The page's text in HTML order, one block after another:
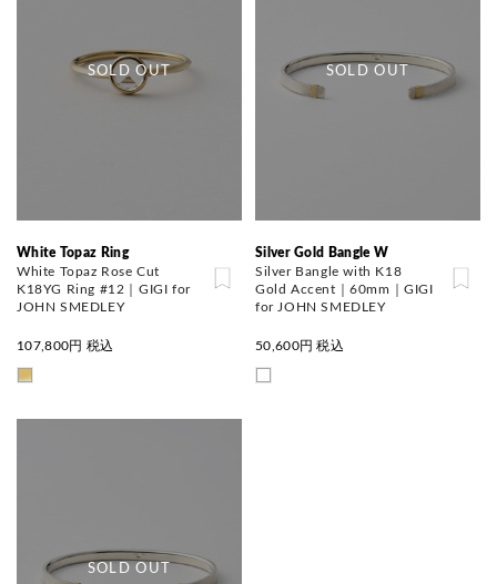
SOLD OUT
White Topaz Ring
White Topaz Rose Cut
K18YG Ring #12｜GIGI for
JOHN SMEDLEY
107,800円 税込
SOLD OUT
Silver Gold Bangle W
Silver Bangle with K18
Gold Accent｜60mm｜GIGI
for JOHN SMEDLEY
50,600円 税込
SOLD OUT